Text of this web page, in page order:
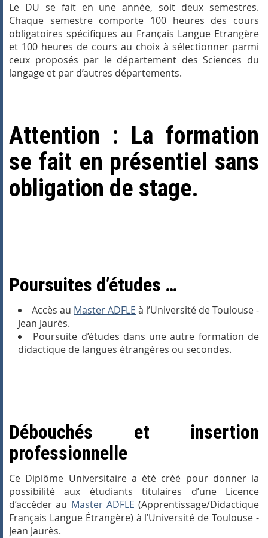
Le DU se fait en une année, soit deux semestres.
Chaque semestre comporte 100 heures des cours
obligatoires spécifiques au Français Langue Etrangère
et 100 heures de cours au choix à sélectionner parmi
ceux proposés par le département des Sciences du
langage et par d’autres départements.
Attention : La formation
se fait en présentiel sans
obligation de stage.
Poursuites d’études …
Accès au Master ADFLE à l’Université de Toulouse -
Jean Jaurès.
Poursuite d’études dans une autre formation de
didactique de langues étrangères ou secondes.
Débouchés et insertion
professionnelle
Ce Diplôme Universitaire a été créé pour donner la
possibilité aux étudiants titulaires d’une Licence
d’accéder au Master ADFLE (Apprentissage/Didactique
Français Langue Étrangère) à l’Université de Toulouse -
Jean Jaurès.